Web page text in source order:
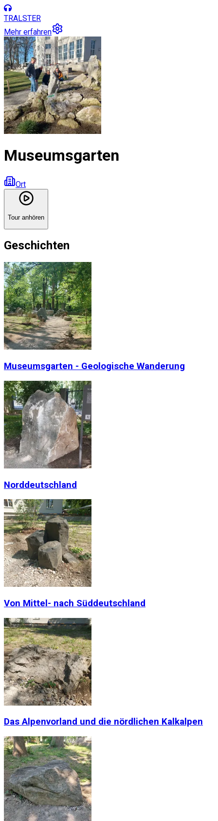
TRALSTER
Mehr erfahren
Museumsgarten
Ort
Tour anhören
Geschichten
Museumsgarten - Geologische Wanderung
Norddeutschland
Von Mittel- nach Süddeutschland
Das Alpenvorland und die nördlichen Kalkalpen